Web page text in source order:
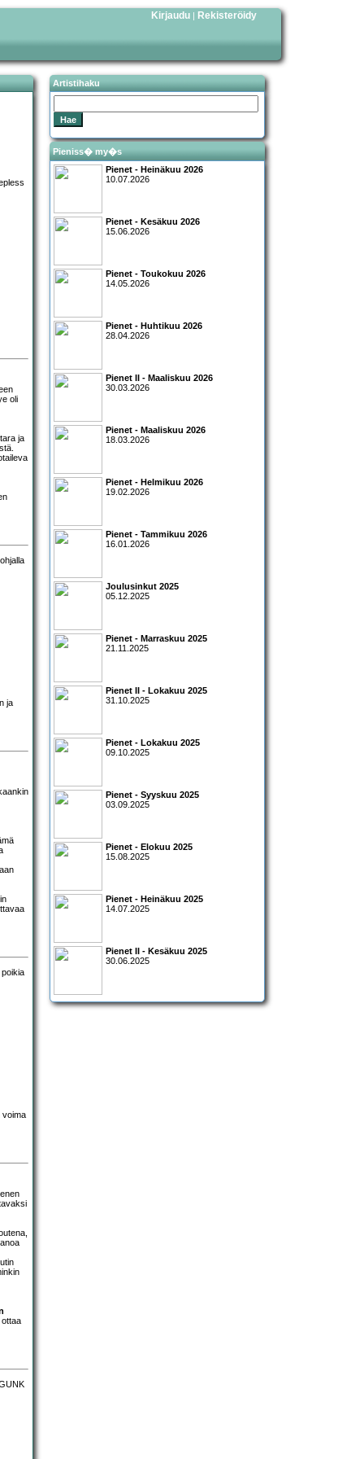
Kirjaudu | Rekisteröidy
oli
ja
ja
voima
ottaa
Artistihaku
Pieniss� my�s
Pienet - Heinäkuu 2026
10.07.2026
Pienet - Kesäkuu 2026
15.06.2026
Pienet - Toukokuu 2026
14.05.2026
Pienet - Huhtikuu 2026
28.04.2026
Pienet II - Maaliskuu 2026
30.03.2026
Pienet - Maaliskuu 2026
18.03.2026
Pienet - Helmikuu 2026
19.02.2026
Pienet - Tammikuu 2026
16.01.2026
Joulusinkut 2025
05.12.2025
Pienet - Marraskuu 2025
21.11.2025
Pienet II - Lokakuu 2025
31.10.2025
Pienet - Lokakuu 2025
09.10.2025
Pienet - Syyskuu 2025
03.09.2025
Pienet - Elokuu 2025
15.08.2025
Pienet - Heinäkuu 2025
14.07.2025
Pienet II - Kesäkuu 2025
30.06.2025